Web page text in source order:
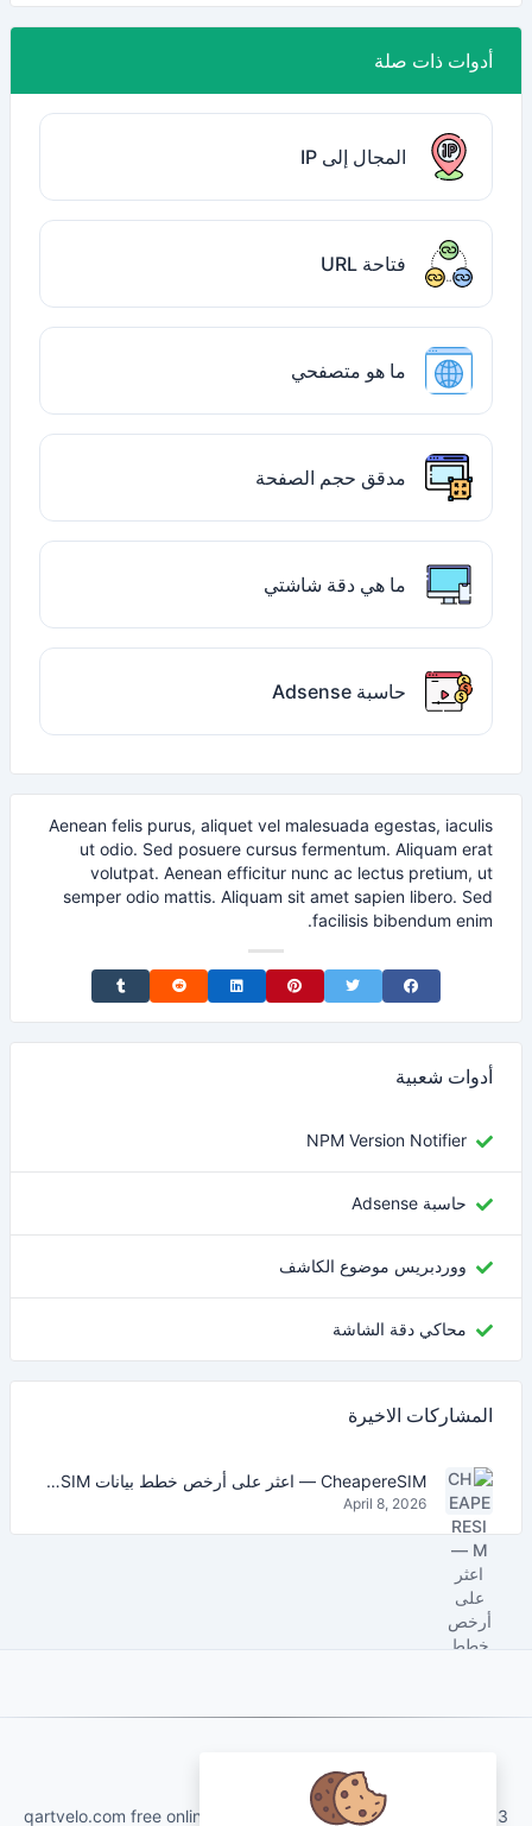
أدوات ذات صلة
المجال إلى IP
فتاحة URL
ما هو متصفحي
مدقق حجم الصفحة
ما هي دقة شاشتي
حاسبة Adsense
Aenean felis purus, aliquet vel malesuada egestas, iaculis
ut odio. Sed posuere cursus fermentum. Aliquam erat
volutpat. Aenean efficitur nunc ac lectus pretium, ut
semper odio mattis. Aliquam sit amet sapien libero. Sed
facilisis bibendum enim.
Share on Facebook
Share on Twitter
Share on Pinterest
Share on LinkedIn
Share on Reddit
Share on Tumblr
أدوات شعبية
NPM Version Notifier
حاسبة Adsense
ووردبريس موضوع الكاشف
محاكي دقة الشاشة
المشاركات الاخيرة
CheapereSIM — اعثر على أرخص خطط بيانات eSIM للسفر في 2026
April 8, 2026
qartvelo.com free online tools and services made by KAKHA13